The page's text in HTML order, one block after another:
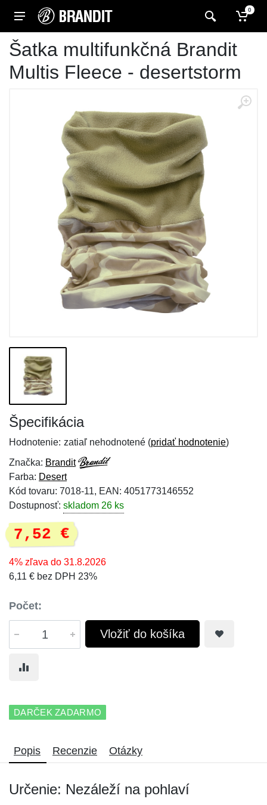
0
Šatka multifunkčná Brandit
Multis Fleece - desertstorm
Špecifikácia
Hodnotenie: zatiaľ nehodnotené (pridať hodnotenie)
Značka: Brandit
Farba: Desert
Kód tovaru: 7018-11, EAN: 4051773146552
Dostupnosť: skladom 26 ks
7,52 €
4% zľava do 31.8.2026
6,11 € bez DPH 23%
Počet:
Vložiť do košíka
DARČEK ZADARMO
Popis Recenzie Otázky
Určenie: Nezáleží na pohlaví